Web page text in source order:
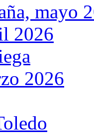
mayo
2026
2026